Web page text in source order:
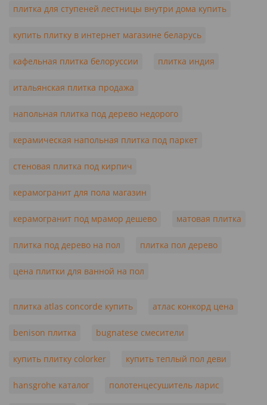
плитка для ступеней лестницы внутри дома купить
купить плитку в интернет магазине беларусь
кафельная плитка белоруссии плитка индия
итальянская плитка продажа
напольная плитка под дерево недорого
керамическая напольная плитка под паркет
стеновая плитка под кирпич
керамогранит для пола магазин
керамогранит под мрамор дешево матовая плитка
плитка под дерево на пол плитка пол дерево
цена плитки для ванной на пол
плитка atlas concorde купить атлас конкорд цена
benison плитка bugnatese смесители
купить плитку colorker купить теплый пол деви
hansgrohe каталог полотенцесушитель ларис